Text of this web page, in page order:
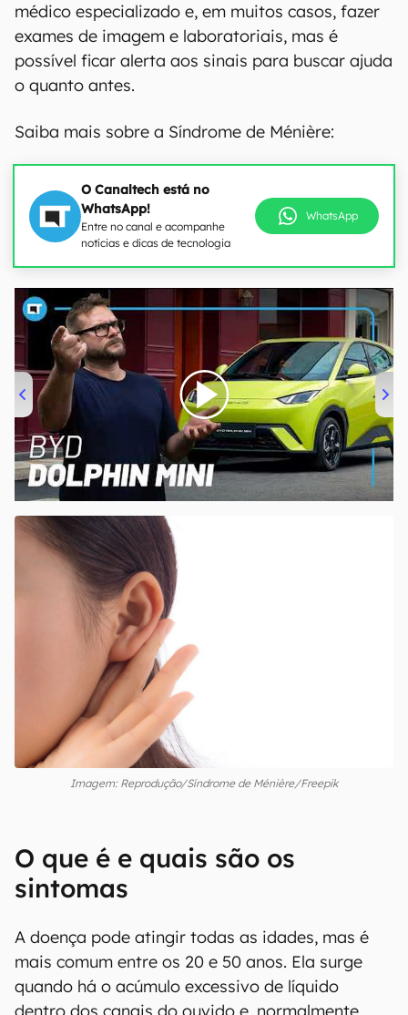
médico especializado e, em muitos casos, fazer
exames de imagem e laboratoriais, mas é
possível ficar alerta aos sinais para buscar ajuda
o quanto antes.
Saiba mais sobre a Síndrome de Ménière:
O Canaltech está no
WhatsApp!
Entre no canal e acompanhe
notícias e dicas de tecnologia
WhatsApp
00:00/04:07
Imagem: Reprodução/Síndrome de Ménière/Freepik
O que é e quais são os
sintomas
A doença pode atingir todas as idades, mas é
mais comum entre os 20 e 50 anos. Ela surge
quando há o acúmulo excessivo de líquido